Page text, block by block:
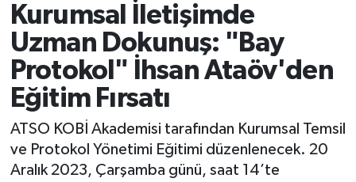
Kurumsal İletişimde
Uzman Dokunuş: "Bay
Protokol" İhsan Ataöv'den
Eğitim Fırsatı
ATSO KOBİ Akademisi tarafından Kurumsal Temsil
ve Protokol Yönetimi Eğitimi düzenlenecek. 20
Aralık 2023, Çarşamba günü, saat 14’te